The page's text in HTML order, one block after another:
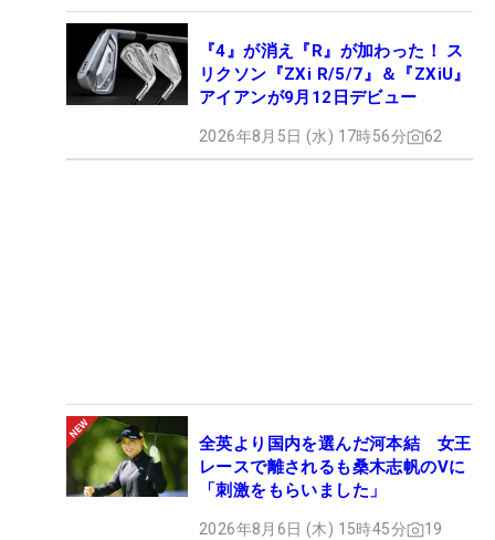
『4』が消え『R』が加わった！ ス
リクソン『ZXi R/5/7』＆『ZXiU』
アイアンが9月12日デビュー
2026年8月5日 (水) 17時56分 62
全英より国内を選んだ河本結 女王
レースで離されるも桑木志帆のVに
「刺激をもらいました」
2026年8月6日 (木) 15時45分 19